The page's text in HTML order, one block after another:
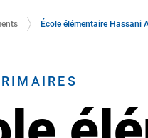
École élémentaire Hassani